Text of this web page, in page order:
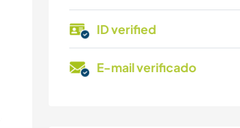
ID verified
E-mail verificado